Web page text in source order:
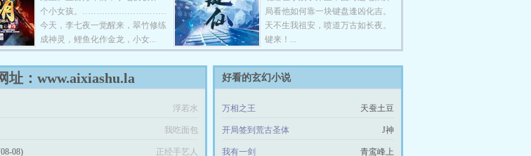
个小女孩。…………………………
今天，李七夜一觉醒来，翠竹修练
成神灵，鲤鱼化作金龙，小女...
局看他如何靠一块键盘逢凶化吉。
天不生我祖安，喷道万古如长夜。
键来！...
址：www.aixiashu.la
浮若水
我吃面包
08) 正经手艺人
好看的玄幻小说
万相之王 天蚕土豆
开局签到荒古圣体 J神
我有一剑 青鸾峰上